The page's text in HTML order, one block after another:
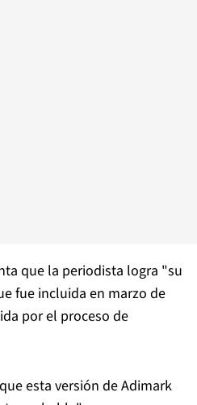
que la periodista logra "su
fue incluida en marzo de
por el proceso de
esta versión de Adimark